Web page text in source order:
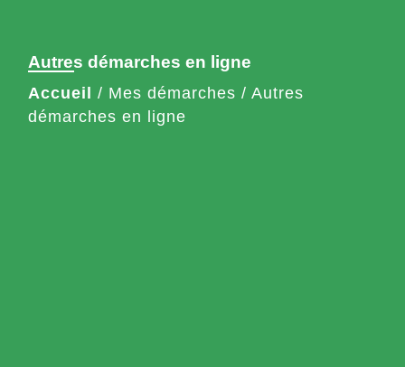
Autres démarches en ligne
Accueil / Mes démarches / Autres
démarches en ligne